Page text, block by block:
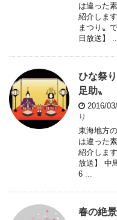
は違った
紹介しま
まつり〟
日放送】 ...
ひな祭
足助〟
2016/
り
東海地方
は違った
紹介しま
放送】 中
6 ...
春の絶